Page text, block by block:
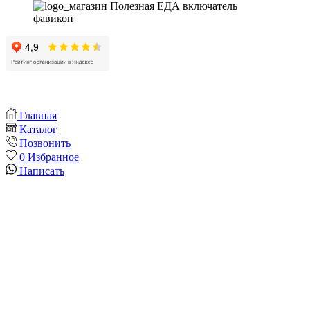
Главная
Каталог
Позвонить
0 Избранное
Написать